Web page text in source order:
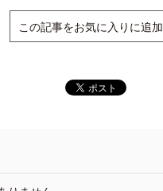
この記事をお気に入りに追加